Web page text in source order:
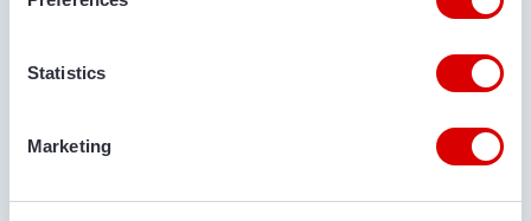
Statistics
Marketing
E-MAILADRES